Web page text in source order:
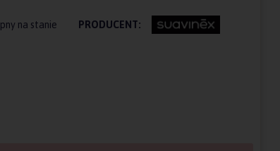
na stanie PRODUCENT: